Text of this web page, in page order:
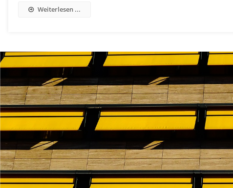
Weiterlesen ...